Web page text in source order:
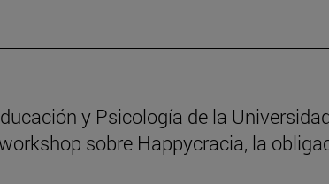
y Psicología de la
sobre Happycracia, la